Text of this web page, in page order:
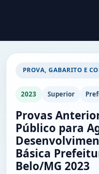
PROVA, GABARITO E
2023 Superior
Provas
Público para
Básica
Belo/MG 2023